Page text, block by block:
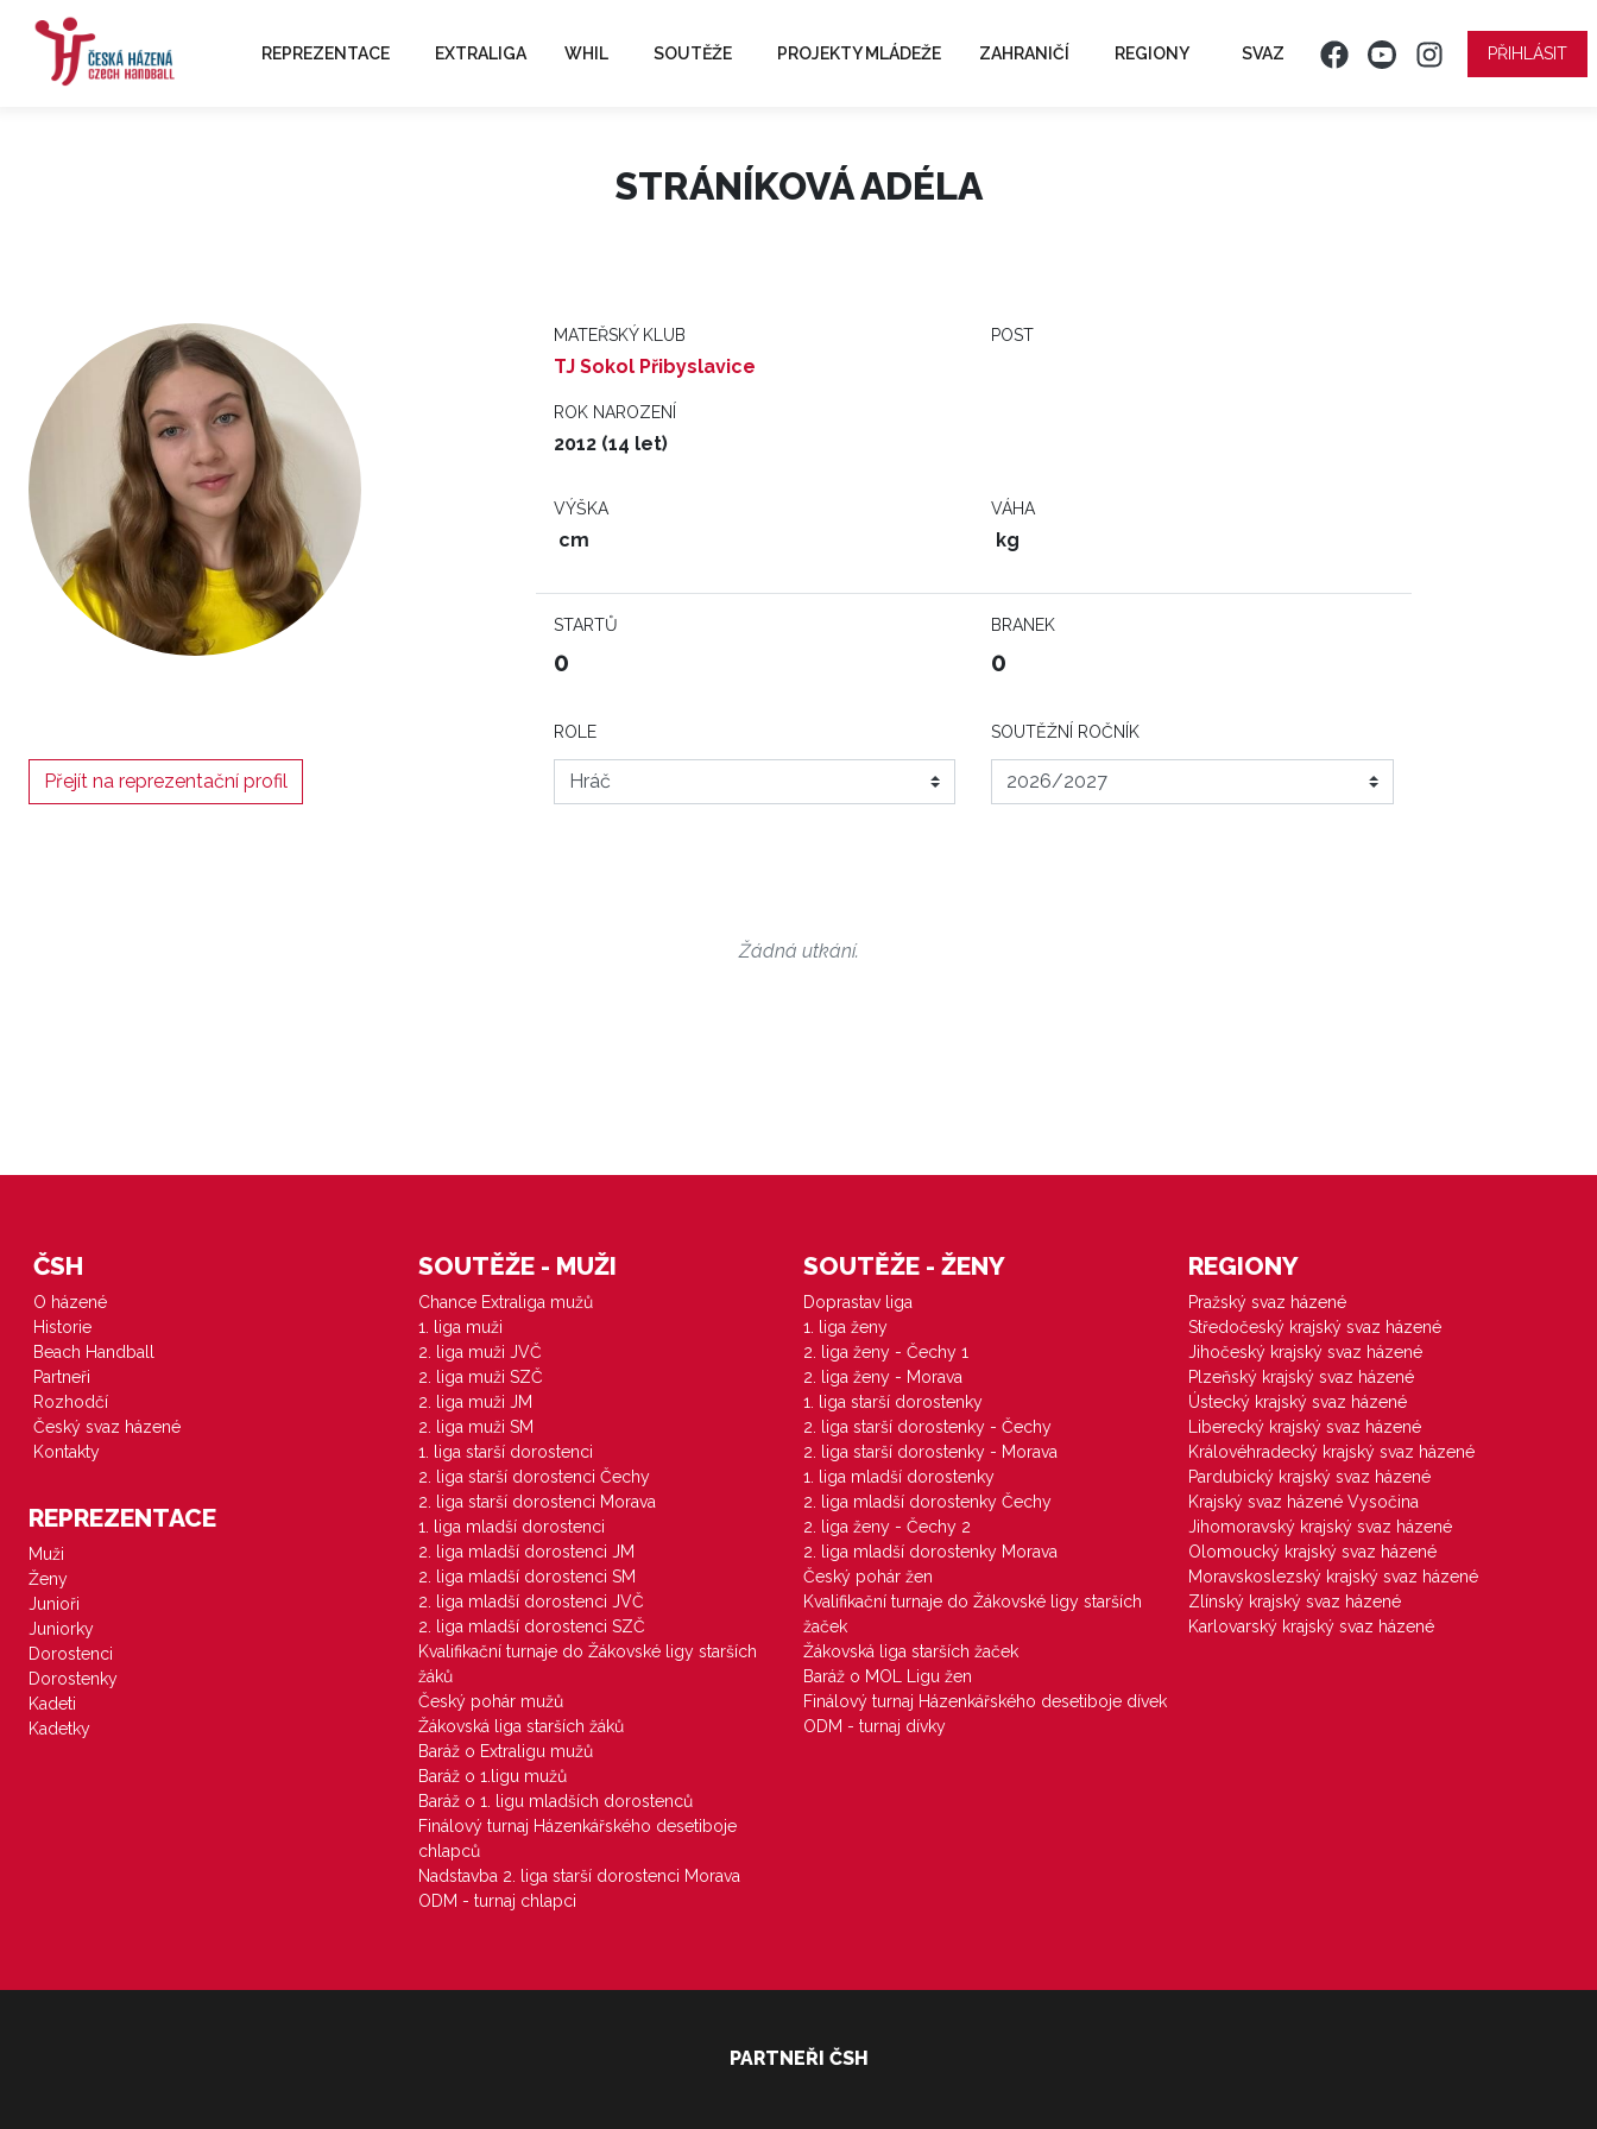
REPREZENTACE EXTRALIGA WHIL SOUTĚŽE PROJEKTY MLÁDEŽE ZAHRANIČÍ REGIONY SVAZ PŘIHLÁSIT
STRÁNÍKOVÁ ADÉLA
MATEŘSKÝ KLUB
TJ Sokol Přibyslavice
POST
ROK NAROZENÍ
2012 (14 let)
VÝŠKA
cm
VÁHA
kg
STARTŮ
0
BRANEK
0
Přejít na reprezentační profil
ROLE SOUTĚŽNÍ ROČNÍK
Žádná utkání.
ČSH
O házené
Historie
Beach Handball
Partneři
Rozhodčí
Český svaz házené
Kontakty
REPREZENTACE
Muži
Ženy
Junioři
Juniorky
Dorostenci
Dorostenky
Kadeti
Kadetky
SOUTĚŽE - MUŽI
Chance Extraliga mužů
1. liga muži
2. liga muži JVČ
2. liga muži SZČ
2. liga muži JM
2. liga muži SM
1. liga starší dorostenci
2. liga starší dorostenci Čechy
2. liga starší dorostenci Morava
1. liga mladší dorostenci
2. liga mladší dorostenci JM
2. liga mladší dorostenci SM
2. liga mladší dorostenci JVČ
2. liga mladší dorostenci SZČ
Kvalifikační turnaje do Žákovské ligy starších
žáků
Český pohár mužů
Žákovská liga starších žáků
Baráž o Extraligu mužů
Baráž o 1.ligu mužů
Baráž o 1. ligu mladších dorostenců
Finálový turnaj Házenkářského desetiboje
chlapců
Nadstavba 2. liga starší dorostenci Morava
ODM - turnaj chlapci
SOUTĚŽE - ŽENY
Doprastav liga
1. liga ženy
2. liga ženy - Čechy 1
2. liga ženy - Morava
1. liga starší dorostenky
2. liga starší dorostenky - Čechy
2. liga starší dorostenky - Morava
1. liga mladší dorostenky
2. liga mladší dorostenky Čechy
2. liga ženy - Čechy 2
2. liga mladší dorostenky Morava
Český pohár žen
Kvalifikační turnaje do Žákovské ligy starších
žaček
Žákovská liga starších žaček
Baráž o MOL Ligu žen
Finálový turnaj Házenkářského desetiboje dívek
ODM - turnaj dívky
REGIONY
Pražský svaz házené
Středočeský krajský svaz házené
Jihočeský krajský svaz házené
Plzeňský krajský svaz házené
Ústecký krajský svaz házené
Liberecký krajský svaz házené
Královéhradecký krajský svaz házené
Pardubický krajský svaz házené
Krajský svaz házené Vysočina
Jihomoravský krajský svaz házené
Olomoucký krajský svaz házené
Moravskoslezský krajský svaz házené
Zlínský krajský svaz házené
Karlovarský krajský svaz házené
PARTNEŘI ČSH